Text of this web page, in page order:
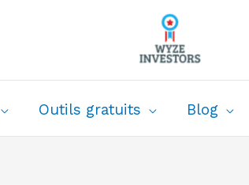
Outils gratuits Blog